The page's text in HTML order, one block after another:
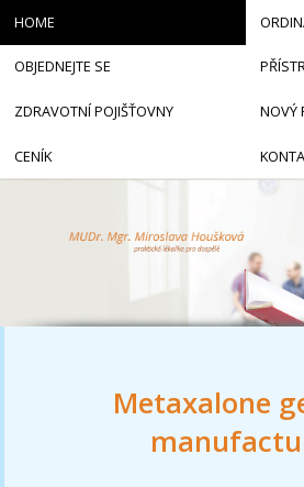
Metaxalone
HOME
OBJEDNEJTE SE
ZDRAVOTNÍ POJIŠŤOVNY NOVÝ
CENÍK